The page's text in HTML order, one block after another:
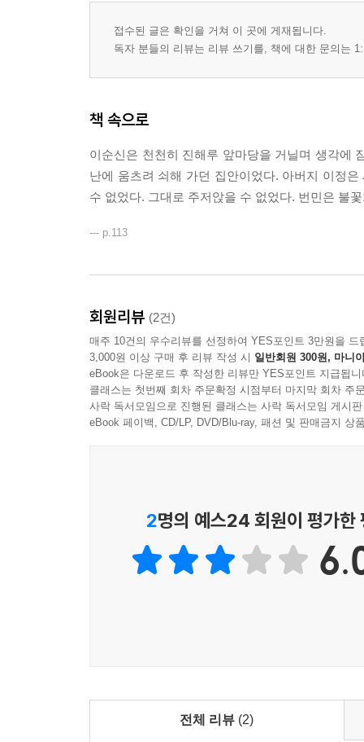
접수된 글은 확인을 거쳐 이 곳에 게재됩니다.
독자 분들의 리뷰는 리뷰 쓰기를, 책에 대한 문의는
책 속으로
이순신은 천천히 진해루 앞마당을 거닐며 생각에
난에 움츠려 쇠해 가던 집안이었다. 아버지 이정
수 없었다. 그대로 주저앉을 수 없었다. 번민은 불
--- p.113
회원리뷰 (2건)
매주 10건의 우수리뷰를 선정하여 YES포인트 3만원을 드
3,000원 이상 구매 후 리뷰 작성 시 일반회원 300원, 마니
eBook은 다운로드 후 작성한 리뷰만 YES포인트 지급됩니
클래스는 첫번째 회차 주문확정 시점부터 마지막 회차 주
사락 독서모임으로 진행된 클래스는 사락 독서모임 게시
eBook 페이백, CD/LP, DVD/Blu-ray, 패션 및 판매금지 상
2명의 예스24 회원이 평가한
전체 리뷰 (2)